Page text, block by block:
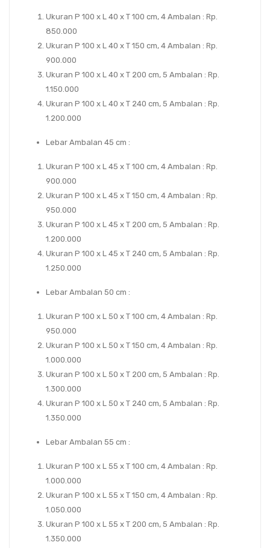
Ukuran P 100 x L 40 x T 100 cm, 4 Ambalan : Rp.
850.000
Ukuran P 100 x L 40 x T 150 cm, 4 Ambalan : Rp.
900.000
Ukuran P 100 x L 40 x T 200 cm, 5 Ambalan : Rp.
1.150.000
Ukuran P 100 x L 40 x T 240 cm, 5 Ambalan : Rp.
1.200.000
Lebar Ambalan 45 cm :
Ukuran P 100 x L 45 x T 100 cm, 4 Ambalan : Rp.
900.000
Ukuran P 100 x L 45 x T 150 cm, 4 Ambalan : Rp.
950.000
Ukuran P 100 x L 45 x T 200 cm, 5 Ambalan : Rp.
1.200.000
Ukuran P 100 x L 45 x T 240 cm, 5 Ambalan : Rp.
1.250.000
Lebar Ambalan 50 cm :
Ukuran P 100 x L 50 x T 100 cm, 4 Ambalan : Rp.
950.000
Ukuran P 100 x L 50 x T 150 cm, 4 Ambalan : Rp.
1.000.000
Ukuran P 100 x L 50 x T 200 cm, 5 Ambalan : Rp.
1.300.000
Ukuran P 100 x L 50 x T 240 cm, 5 Ambalan : Rp.
1.350.000
Lebar Ambalan 55 cm :
Ukuran P 100 x L 55 x T 100 cm, 4 Ambalan : Rp.
1.000.000
Ukuran P 100 x L 55 x T 150 cm, 4 Ambalan : Rp.
1.050.000
Ukuran P 100 x L 55 x T 200 cm, 5 Ambalan : Rp.
1.350.000